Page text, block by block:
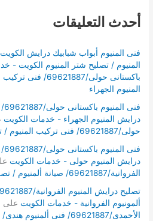
أحدث التعليقات
المنيوم / تصليح شتر المنيوم الكويت -
باكستانى حولى/
المنيوم الجهراء
درايش المنيوم الجهراء - خدمات الكويت
حولى/69621887/ فنى تركيب المنيوم / تصليح درايش المنيوم حولى
درايش المنيوم حولى - خدمات الكويت
الفروانية/69621887/ صيانة ألمنيوم / تصليح شتر ألمونيوم الفروانية
ألمونيوم الفروانية - خدمات الكويت على
الأحمدى/69621887/ فنى ألمنيوم هندى/ تصليح شتر ألمونيوم الأحمدى